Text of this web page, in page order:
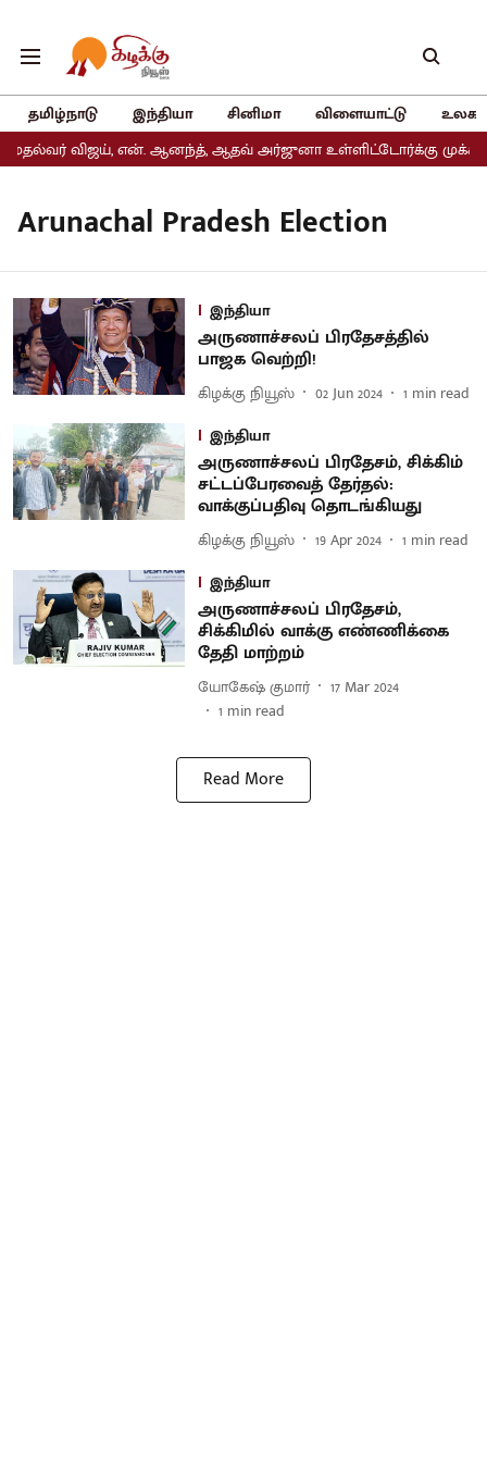
தமிழ்நாடு இந்தியா சினிமா விளையாட்டு
விஜய், என். ஆனந்த், ஆதவ் அர்ஜுனா உள்ளிட்டோர்க்கு முக்கிய
Arunachal Pradesh Election
இந்தியா
அருணாச்சலப் பிரதேசத்தில்
பாஜக வெற்றி!
கிழக்கு நியூஸ் 02 Jun 2024 1 min read
இந்தியா
அருணாச்சலப் பிரதேசம், சிக்கிம்
சட்டப்பேரவைத் தேர்தல்:
வாக்குப்பதிவு தொடங்கியது
கிழக்கு நியூஸ் 19 Apr 2024 1 min read
இந்தியா
அருணாச்சலப் பிரதேசம்,
சிக்கிமில் வாக்கு எண்ணிக்கை
தேதி மாற்றம்
யோகேஷ் குமார்
17 Mar 2024
1 min read
Read More